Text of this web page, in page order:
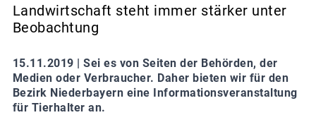
Landwirtschaft steht immer stärker unter
Beobachtung
15.11.2019 | Sei es von Seiten der Behörden, der
Medien oder Verbraucher. Daher bieten wir für den
Bezirk Niederbayern eine Informationsveranstaltung
für Tierhalter an.